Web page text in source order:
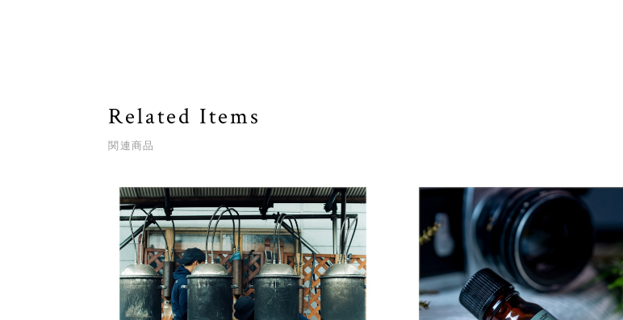
Related Items
関連商品